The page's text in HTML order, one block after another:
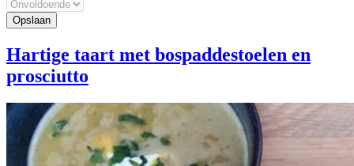
Hartige taart met bospaddestoelen en
prosciutto